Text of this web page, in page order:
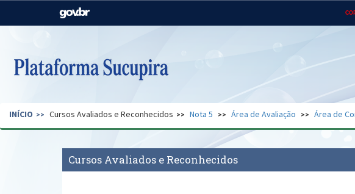
Casa Civil
Pecuária e Abastecimento
Ministério do
Regional
Secretaria de Governo Gabinete de Segurança Advocacia-Geral
INÍCIO Cursos Avaliados e Reconhecidos Nota 5 Área de Avaliação Área de
Cursos Avaliados e Reconhecidos